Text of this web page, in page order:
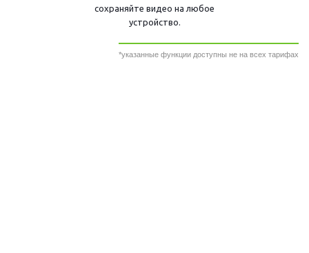
сохраняйте видео на любое
устройство.
*указанные функции доступны не на всех тарифах